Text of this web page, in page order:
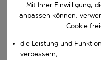
Beginne mit der Eingabe
W&auml;hle ein Ab- und
Wähle deine
Wann
Wer
Mit Ihrer Einwilligung,
anpassen können,
Cookie
die Leistung und
verbessern;